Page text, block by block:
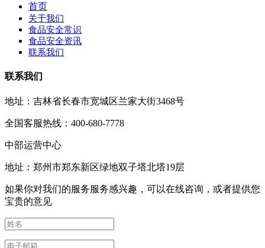
首页
关于我们
食品安全常识
食品安全资讯
联系我们
联系我们
地址：吉林省长春市宽城区兰家大街3468号
全国客服热线：400-680-7778
中部运营中心
地址：郑州市郑东新区绿地双子塔北塔19层
如果你对我们的服务服务感兴趣，可以在线咨询，或者提供您
宝贵的意见